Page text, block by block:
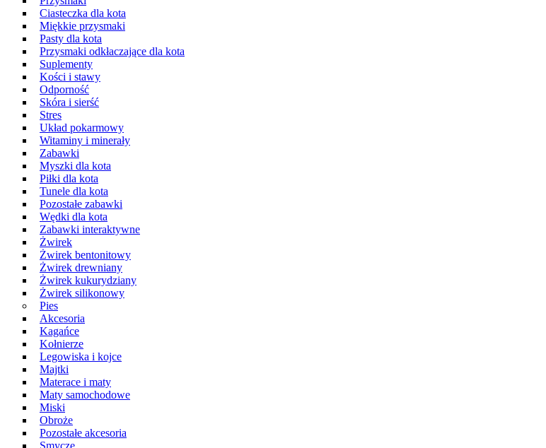
Ciasteczka dla kota
Miękkie przysmaki
Pasty dla kota
Przysmaki odkłaczające dla kota
Suplementy
Kości i stawy
Odporność
Skóra i sierść
Stres
Układ pokarmowy
Witaminy i minerały
Zabawki
Myszki dla kota
Piłki dla kota
Tunele dla kota
Pozostałe zabawki
Wędki dla kota
Zabawki interaktywne
Żwirek
Żwirek bentonitowy
Żwirek drewniany
Żwirek kukurydziany
Żwirek silikonowy
Pies
Akcesoria
Kagańce
Kołnierze
Legowiska i kojce
Majtki
Materace i maty
Maty samochodowe
Miski
Obroże
Pozostałe akcesoria
Smycze